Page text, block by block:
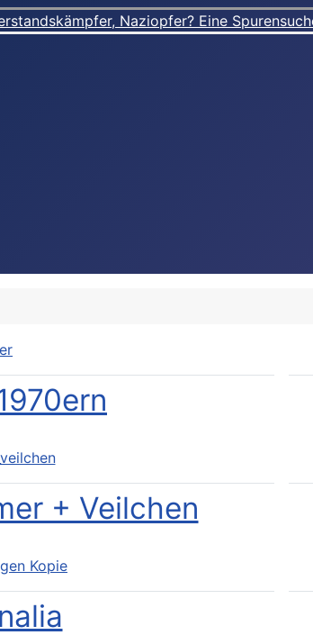
Naziopfer? Eine
+ Veilchen